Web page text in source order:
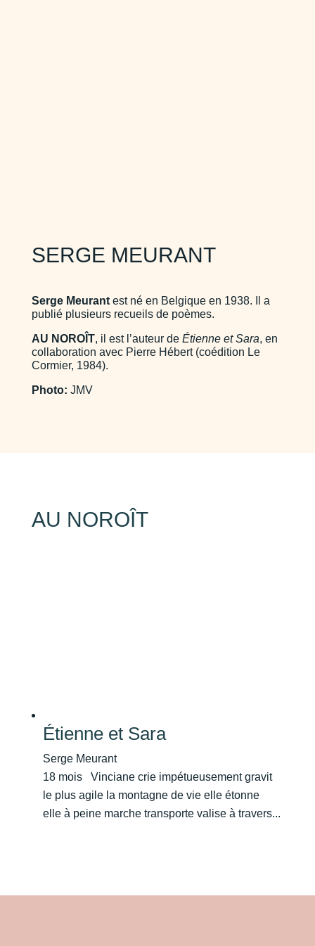
SERGE MEURANT
Serge Meurantest né en Belgique en 1938. Il a
publié plusieurs recueils de poèmes.
AU NOROÎT, il est l’auteur de Étienne et Sara, en
collaboration avec Pierre Hébert (coédition Le
Cormier, 1984).
Photo: JMV
AU NOROÎT
Étienne et Sara
Serge Meurant
18 mois Vinciane crie impétueusement gravit
le plus agile la montagne de vie elle étonne
elle à peine marche transporte valise à travers...